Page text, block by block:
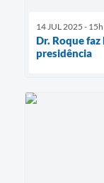
14 JUL 2025 -
Dr. Roque
presidência